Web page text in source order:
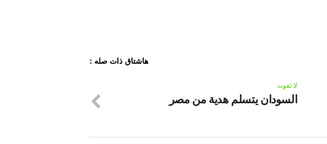
هاشتاق ذات صله :
لا تفوت
السودان يتسلم هدية من مصر